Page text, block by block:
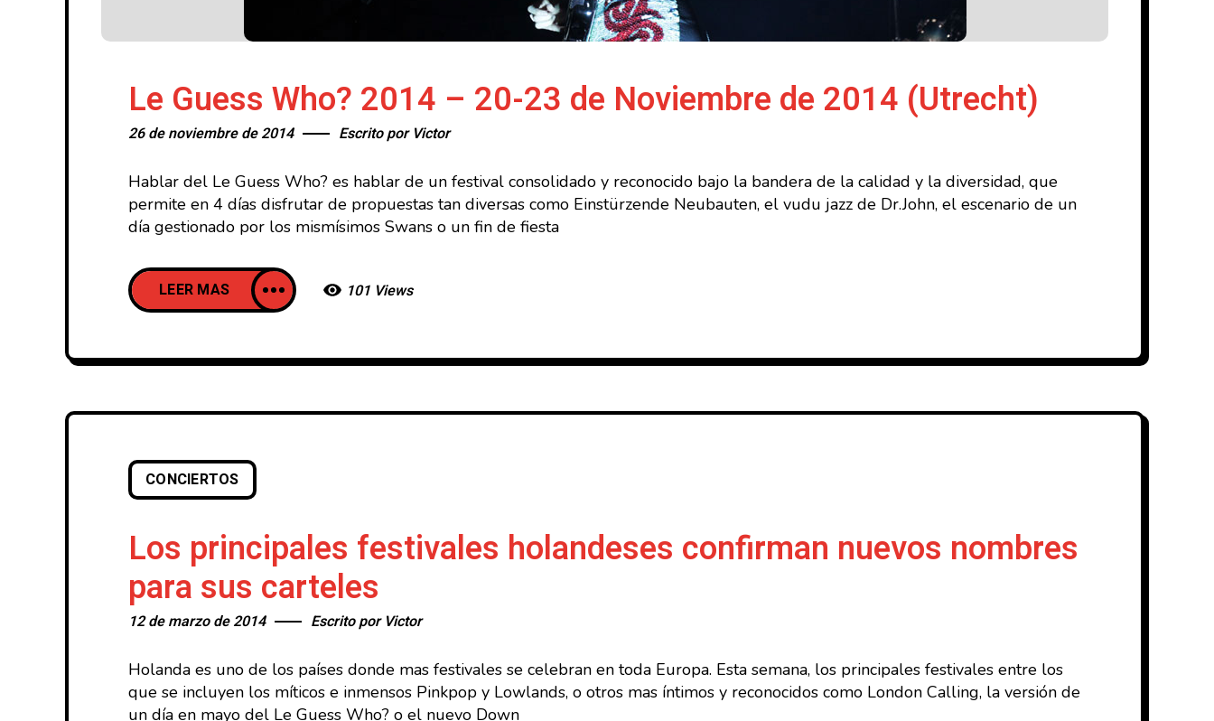
Le Guess Who? 2014 – 20-23 de Noviembre de 2014 (Utrecht)
26 de noviembre de 2014 Escrito por Victor
Hablar del Le Guess Who? es hablar de un festival consolidado y reconocido bajo la bandera de la calidad y la diversidad, que
permite en 4 días disfrutar de propuestas tan diversas como Einstürzende Neubauten, el vudu jazz de Dr.John, el escenario de un
día gestionado por los mismísimos Swans o un fin de fiesta
LEER MAS 101 Views
CONCIERTOS
Los principales festivales holandeses confirman nuevos nombres
para sus carteles
12 de marzo de 2014 Escrito por Victor
Holanda es uno de los países donde mas festivales se celebran en toda Europa. Esta semana, los principales festivales entre los
que se incluyen los míticos e inmensos Pinkpop y Lowlands, o otros mas íntimos y reconocidos como London Calling, la versión de
un día en mayo del Le Guess Who? o el nuevo Down